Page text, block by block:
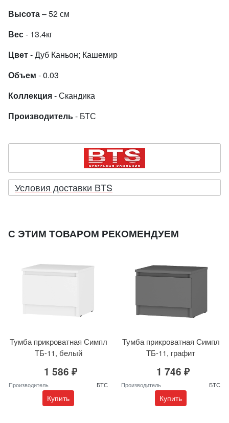
Высота– 52 см
Вес- 13.4кг
Цвет- Дуб Каньон; Кашемир
Объем - 0.03
Коллекция- Скандика
Производитель- БТС
Условия доставки BTS
С ЭТИМ ТОВАРОМ РЕКОМЕНДУЕМ
Тумба прикроватная Симпл
ТБ-11, белый
1 586 ₽
Производитель БТС
Купить
Тумба прикроватная Симпл
ТБ-11, графит
1 746 ₽
Производитель БТС
Купить